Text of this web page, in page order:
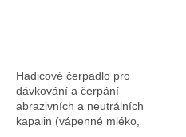
Hadicové čerpadlo pro
dávkování a čerpání
abrazivních a neutrálních
kapalin (vápenné mléko,